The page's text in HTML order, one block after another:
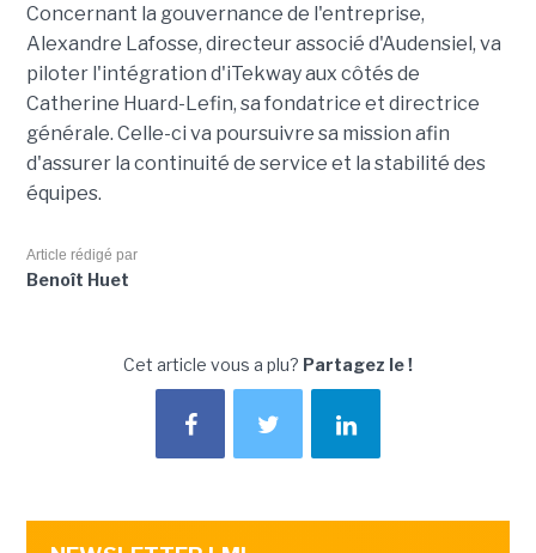
Concernant la gouvernance de l'entreprise,
Alexandre Lafosse, directeur associé d'Audensiel, va
piloter l'intégration d'iTekway aux côtés de
Catherine Huard-Lefin, sa fondatrice et directrice
générale. Celle-ci va poursuivre sa mission afin
d'assurer la continuité de service et la stabilité des
équipes.
Article rédigé par
Benoît Huet
Cet article vous a plu? Partagez le !